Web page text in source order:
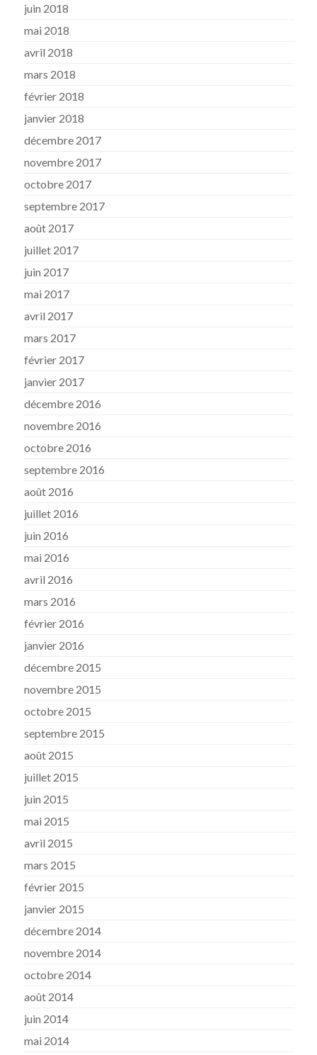
juin 2018
mai 2018
avril 2018
mars 2018
février 2018
janvier 2018
décembre 2017
novembre 2017
octobre 2017
septembre 2017
août 2017
juillet 2017
juin 2017
mai 2017
avril 2017
mars 2017
février 2017
janvier 2017
décembre 2016
novembre 2016
octobre 2016
septembre 2016
août 2016
juillet 2016
juin 2016
mai 2016
avril 2016
mars 2016
février 2016
janvier 2016
décembre 2015
novembre 2015
octobre 2015
septembre 2015
août 2015
juillet 2015
juin 2015
mai 2015
avril 2015
mars 2015
février 2015
janvier 2015
décembre 2014
novembre 2014
octobre 2014
août 2014
juin 2014
mai 2014